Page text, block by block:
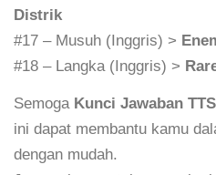
Distrik
#17 – Musuh (Inggris) >
#18 – Langka (Inggris) >
Semoga Kunci Jawaban
ini dapat membantu kamu
dengan mudah.